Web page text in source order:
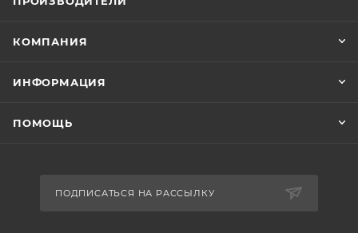
КОМПАНИЯ
ИНФОРМАЦИЯ
ПОМОЩЬ
ПОДПИСАТЬСЯ НА РАССЫЛКУ